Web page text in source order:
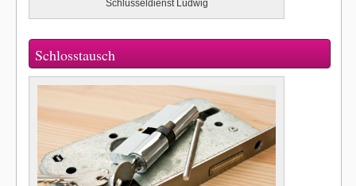
Schlüsseldienst Ludwig
Schlosstausch